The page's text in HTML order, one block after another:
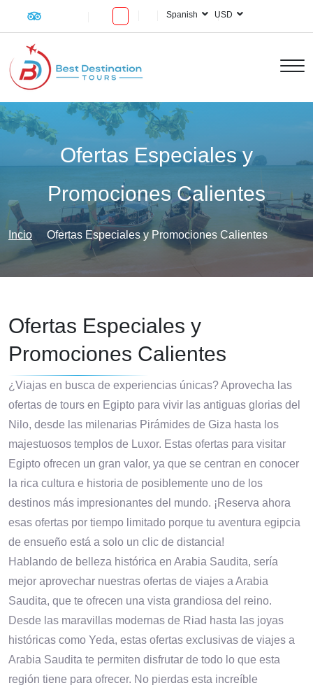
Spanish USD
Ofertas Especiales y
Promociones Calientes
Incio Ofertas Especiales y Promociones Calientes
Ofertas Especiales y
Promociones Calientes
¿Viajas en busca de experiencias únicas? Aprovecha las
ofertas de tours en Egipto para vivir las antiguas glorias del
Nilo, desde las milenarias Pirámides de Giza hasta los
majestuosos templos de Luxor. Estas ofertas para visitar
Egipto ofrecen un gran valor, ya que se centran en conocer
la rica cultura e historia de posiblemente uno de los
destinos más impresionantes del mundo. ¡Reserva ahora
esas ofertas por tiempo limitado porque tu aventura egipcia
de ensueño está a solo un clic de distancia!
Hablando de belleza histórica en Arabia Saudita, sería
mejor aprovechar nuestras ofertas de viajes a Arabia
Saudita, que te ofrecen una vista grandiosa del reino.
Desde las maravillas modernas de Riad hasta las joyas
históricas como Yeda, estas ofertas exclusivas de viajes a
Arabia Saudita te permiten disfrutar de todo lo que esta
región tiene para ofrecer. No pierdas esta increíble